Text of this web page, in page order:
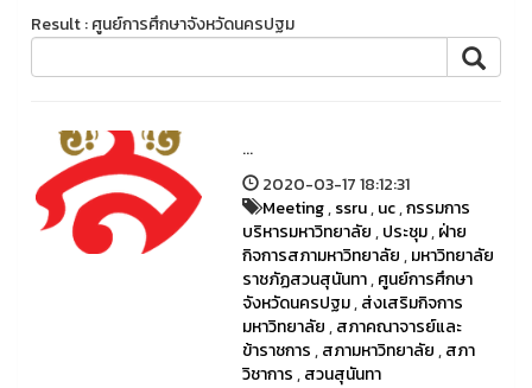
Result : ศูนย์การศึกษาจังหวัดนครปฐม
...
2020-03-17 18:12:31
Meeting,ssru,uc,กรรมการ
บริหารมหาวิทยาลัย,ประชุม,ฝ่าย
กิจการสภามหาวิทยาลัย,มหาวิทยาลัย
ราชภัฏสวนสุนันทา,ศูนย์การศึกษา
จังหวัดนครปฐม,ส่งเสริมกิจการ
มหาวิทยาลัย,สภาคณาจารย์และ
ข้าราชการ,สภามหาวิทยาลัย,สภา
วิชาการ,สวนสุนันทา